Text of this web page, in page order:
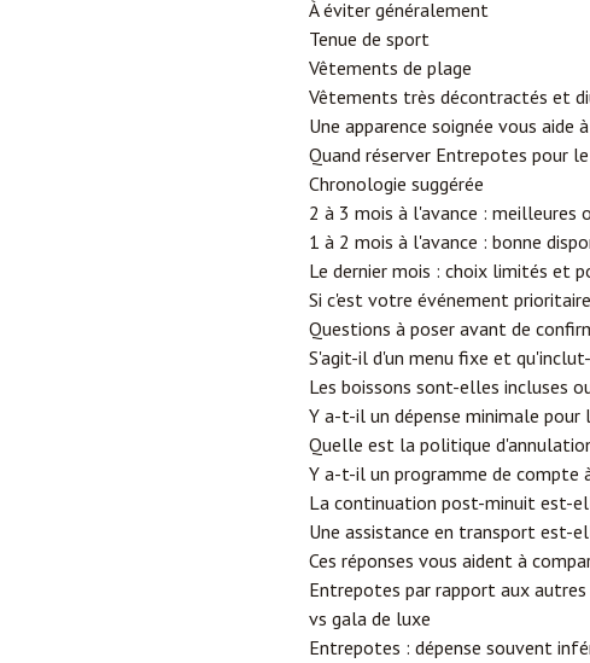
À éviter généralement
Tenue de sport
Vêtements de plage
Vêtements très décontractés et
Une apparence soignée vous
Quand réserver Entrepotes pour
Chronologie suggérée
2 à 3 mois à l'avance : meilleures
1 à 2 mois à l'avance : bonne
Le dernier mois : choix limités et
Si c'est votre événement
Questions à poser avant de
S'agit-il d'un menu fixe et
Les boissons sont-elles incluses
Y a-t-il un dépense minimale
Quelle est la politique
Y a-t-il un programme de compte
La continuation post-minuit est-
Une assistance en transport est-
Ces réponses vous aident à
Entrepotes par rapport aux
vs gala de luxe
Entrepotes : dépense souvent